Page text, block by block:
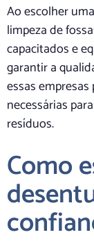
Ao escolher
limpeza de
capacitados e
garantir a
essas
necessárias
resíduos.
Como